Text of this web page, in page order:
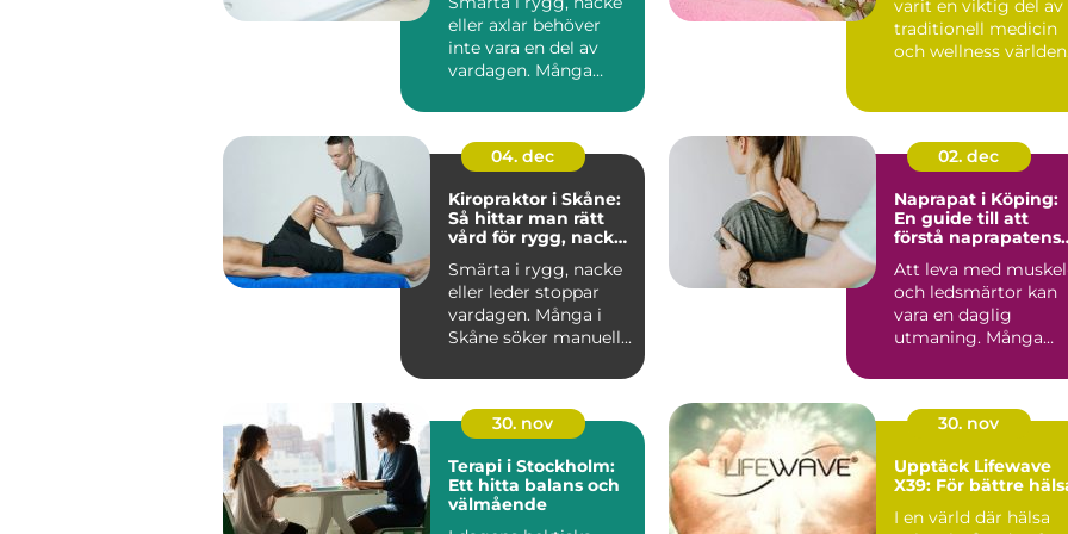
eller axlar behöver
inte vara en del av
vardagen. Många
och...
varit en viktig del av
traditionell medicin
och wellness världen
04. dec
Kiropraktor i Skåne:
Så hittar man rätt
vård för rygg, nacke
Smärta i rygg, nacke
eller leder stoppar
vardagen. Många i
Skåne söker manuell...
02. dec
Naprapat i Köping:
En guide till att
förstå naprapatens
Att leva med
och ledsmärtor kan
vara en daglig
utmaning. Många
30. nov
Terapi i Stockholm:
Ett hitta balans och
välmående
30. nov
Upptäck Lifewave
X39: För bättre
I en värld där hälsa